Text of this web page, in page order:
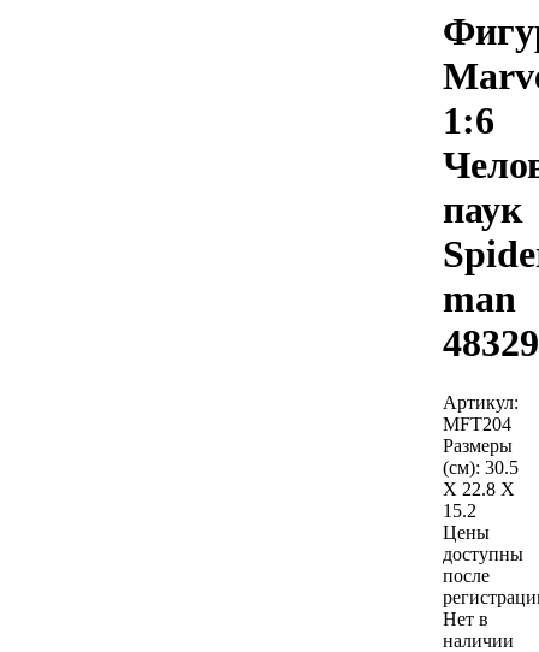
1:6
паук
man
48329
Артикул:
MFT204
Размеры
(см): 30.5
X 22.8 X
15.2
Цены
доступны
после
Нет в
наличии